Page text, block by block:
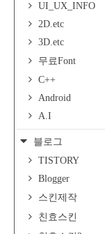
UI_UX_INFO
2D.etc
3D.etc
무료Font
C++
Android
A.I
블로그
TISTORY
Blogger
스킨제작
친효스킨